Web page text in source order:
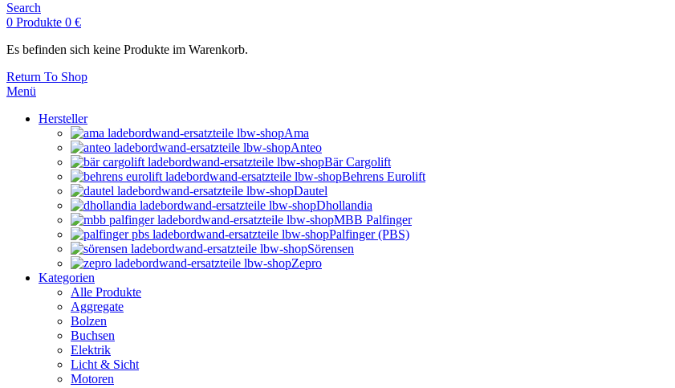
Search
0 Produkte 0 €
Es befinden sich keine Produkte im Warenkorb.
Return To Shop
Menü
Hersteller
Ama
Anteo
Bär Cargolift
Behrens Eurolift
Dautel
Dhollandia
MBB Palfinger
Palfinger (PBS)
Sörensen
Zepro
Kategorien
Alle Produkte
Aggregate
Bolzen
Buchsen
Elektrik
Licht & Sicht
Motoren